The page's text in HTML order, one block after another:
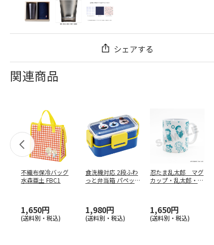
シェアする
関連商品
不織布保冷バッグ
水森亜土 FBC1
1,650円
(送料別・税込)
食洗機対応 2段ふわ
っと弁当箱 パペッ
1,980円
(送料別・税込)
忍たま乱太郎 マグ
カップ・乱太郎・き
1,650円
(送料別・税込)